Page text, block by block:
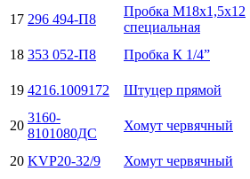
17 296 494-П8
Пробка М18х1,5х12
специальная
18 353 052-П8 Пробка К 1/4”
19 4216.1009172 Штуцер прямой
20
3160-
8101080ДС
Хомут червячный
20 KVP20-32/9 Хомут червячный